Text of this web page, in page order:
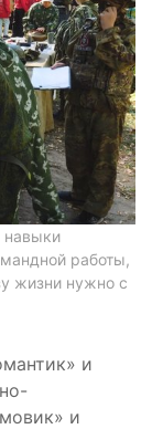
навыки
работы,
жизни нужно с
и
и